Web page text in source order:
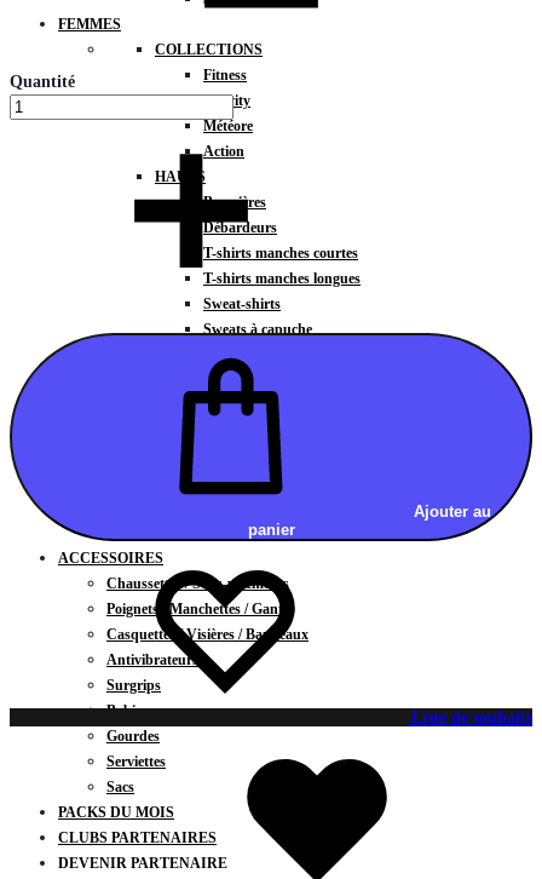
FEMMES
COLLECTIONS
Fitness
Gravity
Météore
Action
HAUTS
Brassières
Débardeurs
T-shirts manches courtes
T-shirts manches longues
Sweat-shirts
Sweats à capuche
Sweats à capuche zippé
Vestes
BAS
Leggings
CARTES CADEAUX
ACCESSOIRES
Chaussettes / Sous-vêtements
Poignets / Manchettes / Gants
Casquettes / Visières / Bandeaux
Antivibrateurs
Surgrips
Bobines
Gourdes
Serviettes
Sacs
PACKS DU MOIS
CLUBS PARTENAIRES
DEVENIR PARTENAIRE
Quantité
Ajouter au
panier
Liste de souhaits